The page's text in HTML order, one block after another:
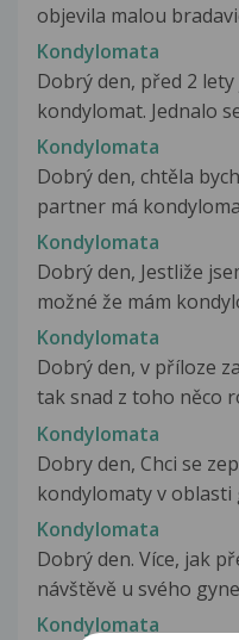
objevila malou
Kondylomata
Dobrý den, před 2
kondylomat. Jednalo
Kondylomata
Dobrý den, chtěla
partner má
Kondylomata
Dobrý den, Jestliže
možné že mám
Kondylomata
Dobrý den, v příloze
tak snad z toho něco
Kondylomata
Dobry den, Chci se
kondylomaty v oblasti
Kondylomata
Dobrý den. Více, jak
návštěvě u svého
Kondylomata